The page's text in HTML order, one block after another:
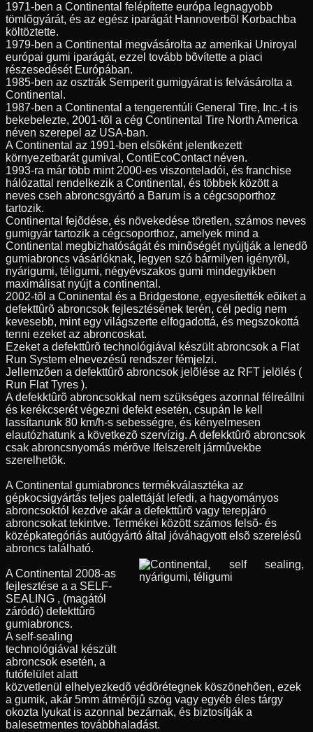
1971-ben a Continental felépítette európa legnagyobb
tömlõgyárát, és az egész iparágát Hannoverbõl Korbachba
költöztette.
1979-ben a Continental megvásárolta az amerikai Uniroyal
európai gumi iparágát, ezzel tovább bõvítette a piaci
részesedését Európában.
1985-ben az osztrák Semperit gumigyárat is felvásárolta a
Continental.
1987-ben a Continental a tengerentúli General Tire, Inc.-t is
bekebelezte, 2001-tõl a cég Continental Tire North America
néven szerepel az USA-ban.
A Continental az 1991-ben elsõként jelentkezett
környezetbarát gumival, ContiEcoContact néven.
1993-ra már több mint 2000-es viszonteladói, és franchise
hálózattal rendelkezik a Continental, és többek között a
neves cseh abroncsgyártó a Barum is a cégcsoporthoz
tartozik.
Continental fejõdése, és növekedése töretlen, számos neves
gumigyár tartozik a cégcsoporthoz, amelyek mind a
Continental megbizhatóságát és minõségét nyújtják a lenedõ
gumiabroncs vásárlóknak, legyen szó bármilyen igényrõl,
nyárigumi, téligumi, négyévszakos gumi mindegyikben
maximálisat nyújt a continental.
2002-tõl a Coninental és a Bridgestone, egyesítették eõiket a
defekttûrõ abroncsok fejlesztésének terén, cél pedig nem
kevesebb, mint egy világszerte elfogadottá, és megszokottá
tenni ezeket az abroncoskat.
Ezeket a defekttûrõ technológiával készült abroncsok a Flat
Run System elnevezésû rendszer fémjelzi.
Jellemzõen a defekttûrõ abroncsok jelõlése az RFT jelölés (
Run Flat Tyres ).
A defekktûrõ abroncsokkal nem szükséges azonnal félreállni
és kerékcserét végezni defekt esetén, csupán le kell
lassítanunk 80 km/h-s sebességre, és kényelmesen
elautózhatunk a következõ szervízig. A defekktûrõ abroncsok
csak abroncsnyomás mérõve lfelszerelt jármûvekbe
szerelhetõk.
A Continental gumiabroncs termékválasztéka az
gépkocsigyártás teljes palettáját lefedi, a hagyományos
abroncsoktól kezdve akár a defekttûrõ vagy terepjáró
abroncsokat tekintve. Termékei között számos felsõ- és
középkategóriás autógyártó által jóváhagyott elsõ szerelésû
abroncs található.
A Continental 2008-as
fejlesztése a a SELF-
SEALING , (magától
záródó) defekttûrõ
gumiabroncs.
A self-sealing
technológiával készült
abroncsok esetén, a
futófelület alatt
közvetlenül elhelyezkedõ védõrétegnek köszönehõen, ezek
a gumik, akár 5mm átmérõjû szög vagy egyéb éles tárgy
okozta lyukat is azonnal bezárnak, és biztosítják a
balesetmentes továbbhaladást.